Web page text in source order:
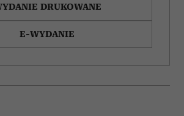
DRUKOWANE
E-WYDANIE